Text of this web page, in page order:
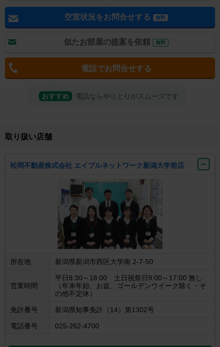
空室状況をお問合せする 無料
似たお部屋の提案を依頼 無料
電話でお問合せする
おすすめ 電話ならやりとりがスムーズです
取り扱い店舗
松岡不動産株式会社 エイブルネットワーク新潟大学前店
所在地 新潟県新潟市西区大学南 2-7-50
営業時間
平日8:30～18:00 土日祝祭日9:00～17:00 無し
（年末年始、お盆、ゴールデンウイーク除く・そ
の他不定休）
免許番号 新潟県知事免許（14）第1302号
電話番号 025-262-4700